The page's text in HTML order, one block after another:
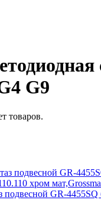
G9
товаров.
подвесной GR-